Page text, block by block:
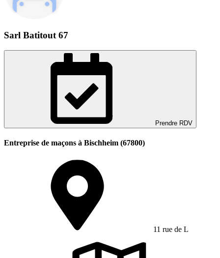
Sarl Batitout 67
Prendre RDV
Entreprise de maçons à Bischheim (67800)
11 rue de L